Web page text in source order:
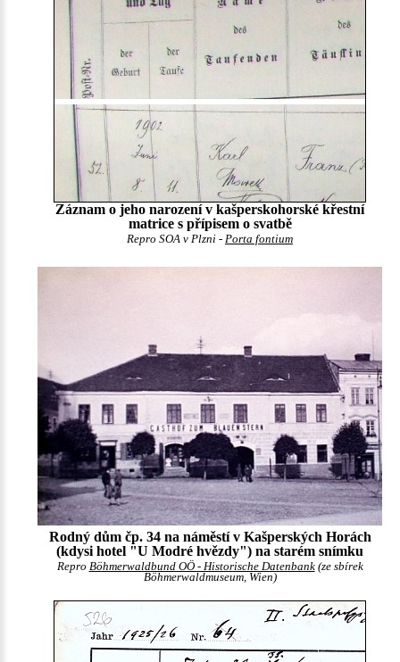
Záznam o jeho narození v kašperskohorské křestní
matrice s přípisem o svatbě
Repro SOA v Plzni - Porta fontium
Rodný dům čp. 34 na náměstí v Kašperských Horách
(kdysi hotel "U Modré hvězdy") na starém snímku
Repro Böhmerwaldbund OÖ - Historische Datenbank(ze sbírek
Böhmerwaldmuseum, Wien)